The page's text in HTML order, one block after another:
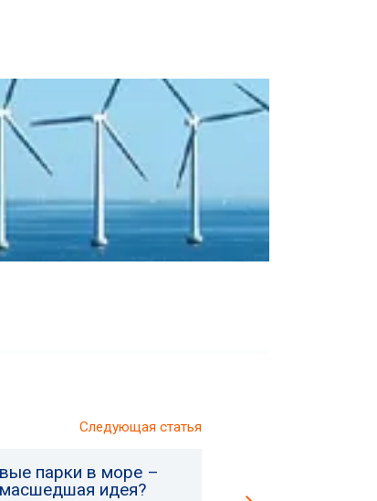
Следующая статья
парки в море –
идея?